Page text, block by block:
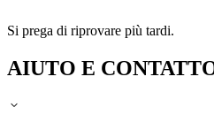
Si prega di riprovare più tardi.
AIUTO E